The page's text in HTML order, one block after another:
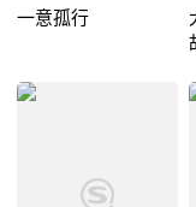
一意孤行